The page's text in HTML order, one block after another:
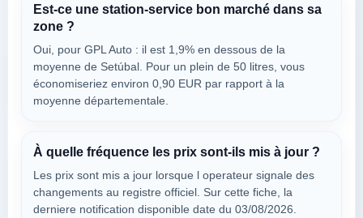
à 2.27 km
RIO FIGUEIRA,
2900-657
AUCHAN Setúbal
Rua Engº Ferreira Dias - (en 10 Vale Do Co...
SETÚBAL,
2900-657
VOIR LES PRIX
Est-ce une station-service bon marché dans sa
zone ?
Oui, pour GPL Auto : il est 1,9% en dessous de la
moyenne de Setúbal. Pour un plein de 50 litres, vous
économiseriez environ 0,90 EUR par rapport à la
moyenne départementale.
À quelle fréquence les prix sont-ils mis à jour ?
Les prix sont mis a jour lorsque l operateur signale des
changements au registre officiel. Sur cette fiche, la
derniere notification disponible date du 03/08/2026.